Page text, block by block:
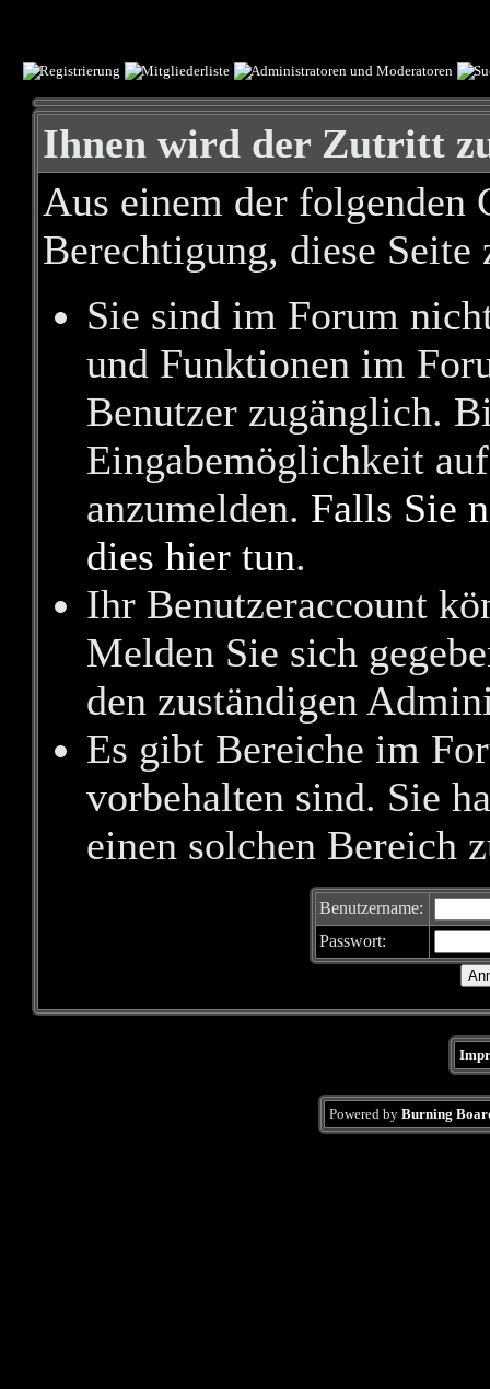
Ihnen wird der Zutritt
Aus einem der folgenden
Berechtigung, diese Seite
Sie sind im Forum
und Funktionen im
Benutzer zugänglich.
Eingabemöglichkeit
anzumelden. Falls Sie
dies hier tun.
Ihr Benutzeraccount
Melden Sie sich
den zuständigen
Es gibt Bereiche im
vorbehalten sind. Sie
einen solchen Bereich
Benutzername:
Passwort:
Powered by Burning